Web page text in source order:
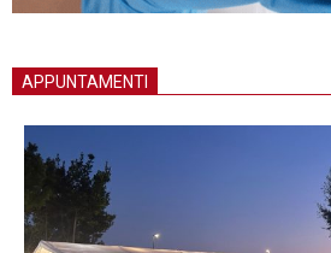
APPUNTAMENTI